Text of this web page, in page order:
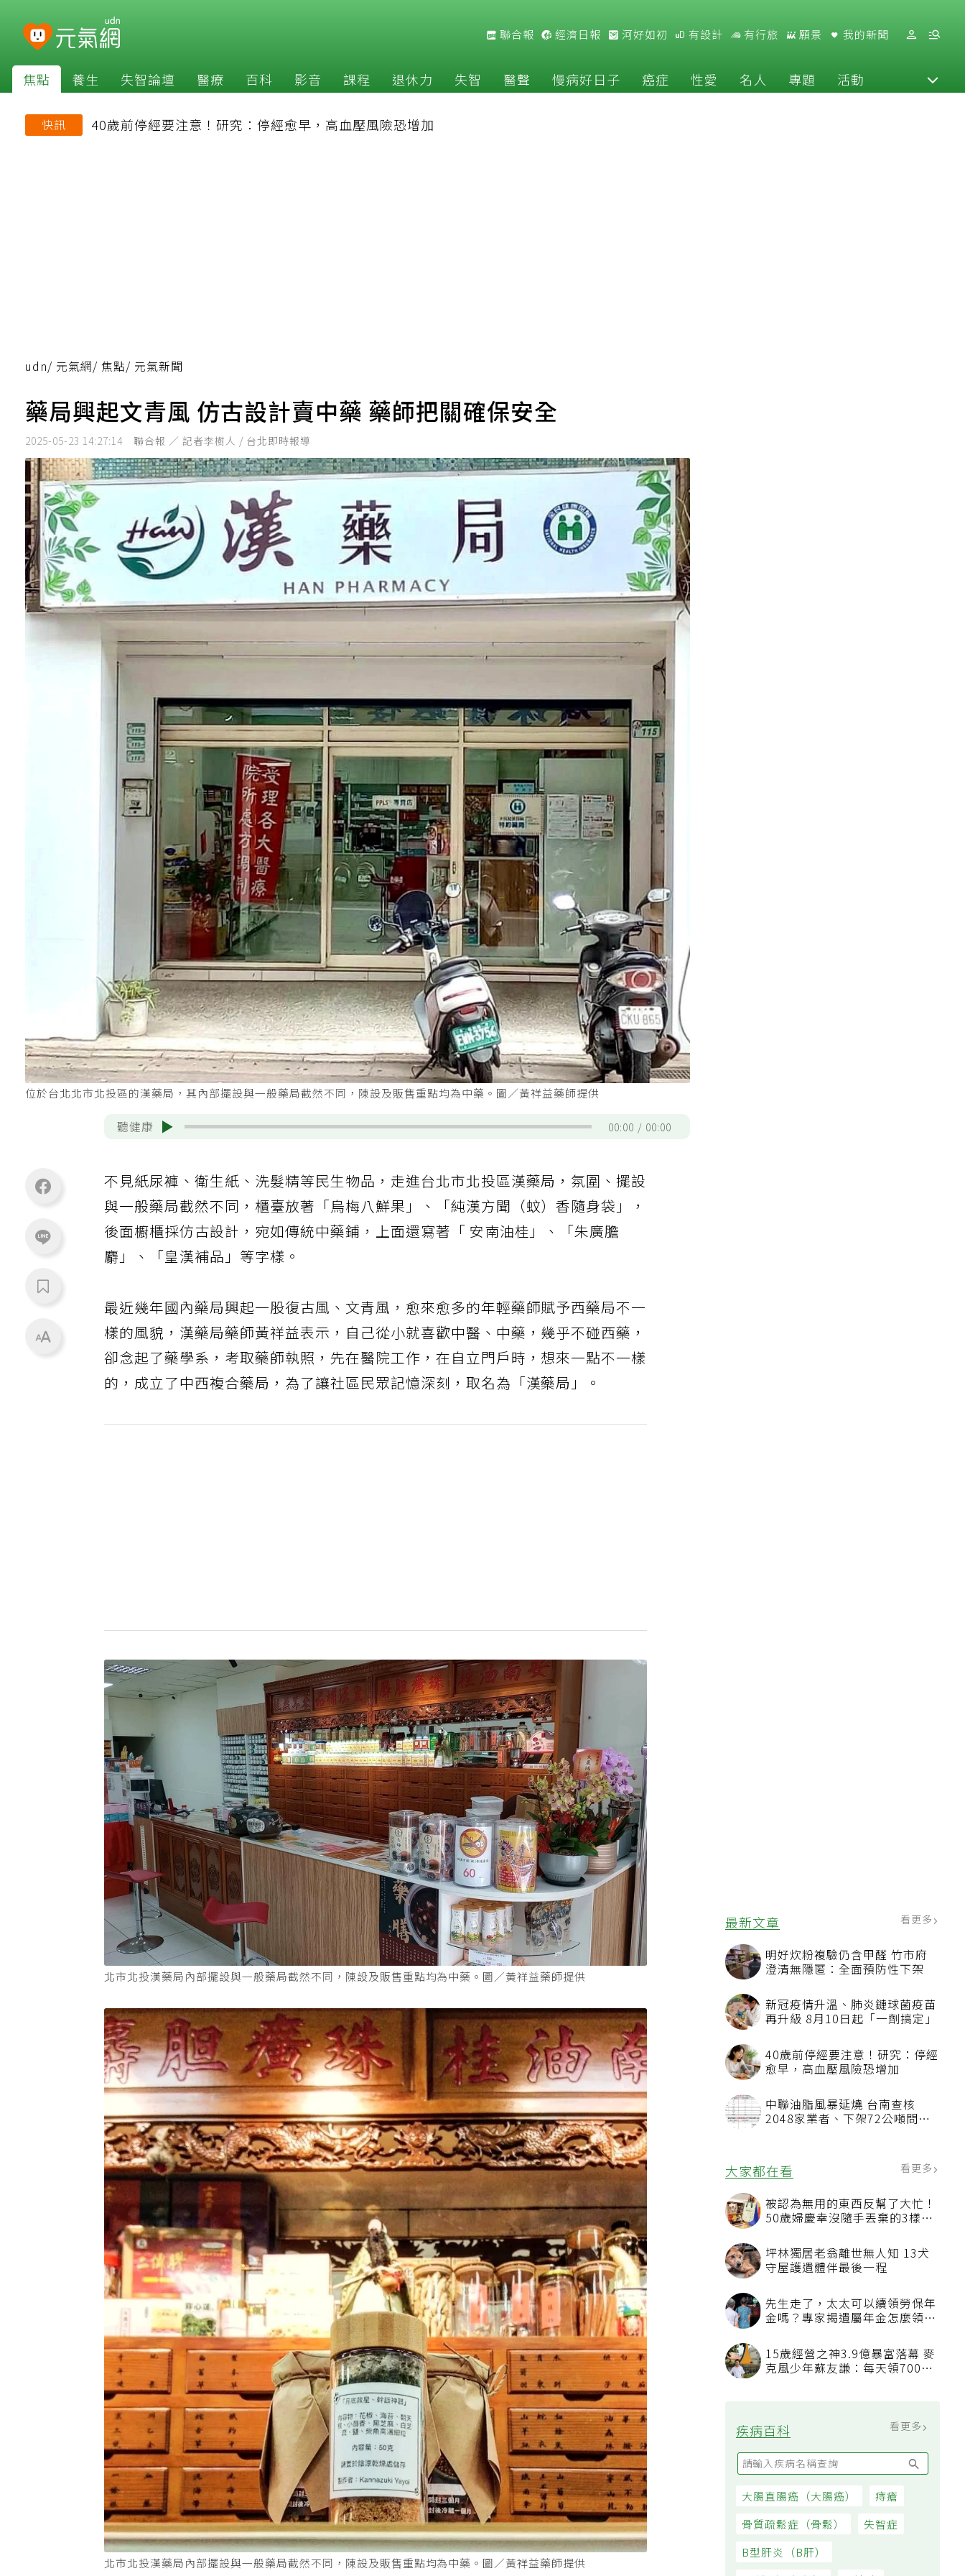
聯合報 經濟日報 河好如初 有設計 有行旅 願景 我的新聞
焦點 養生 失智論壇 醫療 百科 影音 課程 退休力 失智 醫聲 慢病好日子 癌症 性愛 名人 專題 活動
快訊 40歲前停經要注意！研究：停經愈早，高血壓風險恐增加
最新文章 看更多
明好炊粉複驗仍含甲醛 竹市府
澄清無隱匿：全面預防性下架
新冠疫情升溫、肺炎鏈球菌疫苗
再升級 8月10日起「一劑搞定」
40歲前停經要注意！研究：停經
愈早，高血壓風險恐增加
中聯油脂風暴延燒 台南查核
大家都在看
被認為無用的東西反幫了大忙！
50歲婦慶幸沒隨手丟棄的3樣物
品
坪林獨居老翁離世無人知 13犬
先生走了，太太可以續領勞保年
看順位還要看資格
15歲經營之神3.9億暴富落幕 麥
疾病百科
udn/ 元氣網/ 焦點/ 元氣新聞
藥局興起文青風 仿古設計賣中藥 藥師把關確保安全
2025-05-23 14:27:14 聯合報 ／ 記者李樹人 / 台北即時報導
位於台北北市北投區的漢藥局，其內部擺設與一般藥局截然不同，陳設及販售重點均為中藥。圖／黃祥益藥師提供
聽健康 00:00 00:00
不見紙尿褲、衛生紙、洗髮精等民生物品，走進台北市北投區漢藥局，氛圍、擺設
與一般藥局截然不同，櫃臺放著「烏梅八鮮果」、「純漢方聞（蚊）香隨身袋」，
後面櫥櫃採仿古設計，宛如傳統中藥鋪，上面還寫著「 安南油桂」、「朱廣膽
麝」、「皇漢補品」等字樣。
最近幾年國內藥局興起一股復古風、文青風，愈來愈多的年輕藥師賦予西藥局不一
樣的風貌，漢藥局藥師黃祥益表示，自己從小就喜歡中醫、中藥，幾乎不碰西藥，
卻念起了藥學系，考取藥師執照，先在醫院工作，在自立門戶時，想來一點不一樣
的，成立了中西複合藥局，為了讓社區民眾記憶深刻，取名為「漢藥局」。
北市北投漢藥局內部擺設與一般藥局截然不同，陳設及販售重點均為中藥。圖／黃祥益藥師提供